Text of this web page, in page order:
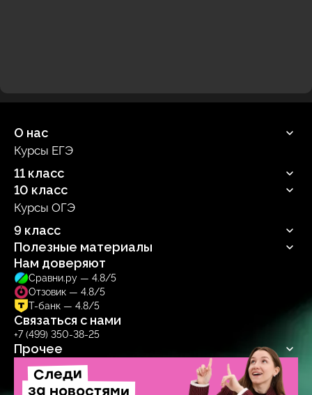
О нас
Продюсерский центр
Курсы ЕГЭ
11 класс
Русский язык
Профильная математика
Обществознание
Биология
10 класс
Русский язык
Профильная математика
Информатика
Обществознание
Биология
Курсы ОГЭ
9 класс
Русский язык
Полезные материалы
Блог
Учебник
Тренажер
Нам доверяют
Сравни.ру — 4.8/5
Отзовик — 4.8/5
Т-банк — 4.8/5
Связаться с нами
+7 (499) 350-38-25
Прочее
Договор-оферта
Политика обработки персональных данных
Следи
за новостями